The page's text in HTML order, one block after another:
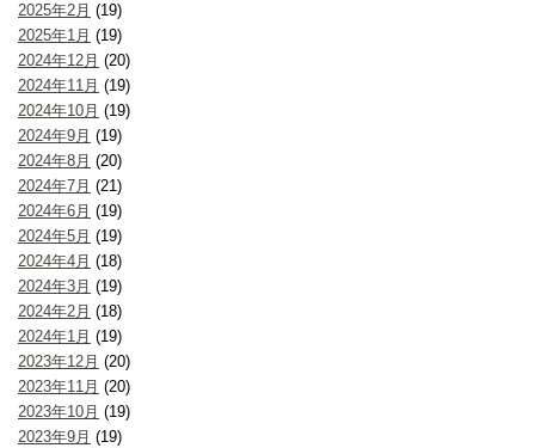
2025年2月 (19)
2025年1月 (19)
2024年12月 (20)
2024年11月 (19)
2024年10月 (19)
2024年9月 (19)
2024年8月 (20)
2024年7月 (21)
2024年6月 (19)
2024年5月 (19)
2024年4月 (18)
2024年3月 (19)
2024年2月 (18)
2024年1月 (19)
2023年12月 (20)
2023年11月 (20)
2023年10月 (19)
2023年9月 (19)